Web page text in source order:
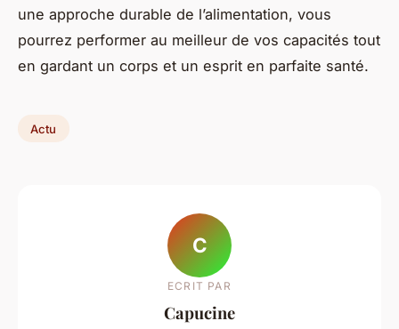
une approche durable de l’alimentation, vous
pourrez performer au meilleur de vos capacités tout
en gardant un corps et un esprit en parfaite santé.
Actu
C
ECRIT PAR
Capucine